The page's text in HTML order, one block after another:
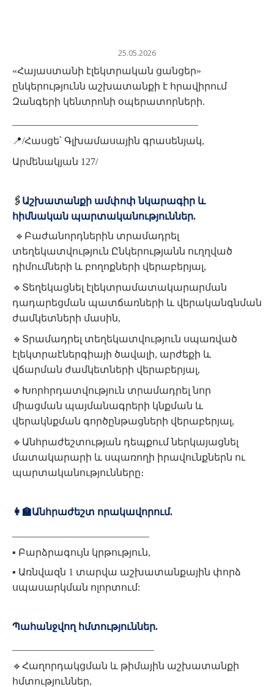
25.05.2026
«Հայաստանի էլեկտրական ցանցեր»
ընկերությունն աշխատանքի է հրավիրում
Զանգերի կենտրոնի օպերատորների.
📍/Հասցե՝ Գլխամասային գրասենյակ,
Արմենակյան 127/
🖇 Աշխատանքի ամփոփ նկարագիր և
հիմնական պարտականություններ.
🔹 Բաժանորդներին տրամադրել
տեղեկատվություն Ընկերությանն ուղղված
դիմումների և բողոքների վերաբերյալ,
🔹 Տեղեկացնել էլեկտրամատակարարման
դադարեցման պատճառների և վերականգնման
ժամկետների մասին,
🔹 Տրամադրել տեղեկատվություն սպառված
էլեկտրաէներգիայի ծավալի, արժեքի և
վճարման ժամկետների վերաբերյալ,
🔹 Խորհրդատվություն տրամադրել նոր
միացման պայմանագրերի կնքման և
վերակնքման գործընթացների վերաբերյալ,
🔹 Անհրաժեշտության դեպքում ներկայացնել
մատակարարի և սպառողի իրավունքներն ու
պարտականությունները։
👩 🏫Անհրաժեշտ որակավորում.
▪️ Բարձրագույն կրթություն,
▪️ Առնվազն 1 տարվա աշխատանքային փորձ
սպասարկման ոլորտում:
Պահանջվող հմտություններ.
🔹 Հաղորդակցման և թիմային աշխատանքի
հմտություններ,